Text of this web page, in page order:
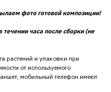
фото готовой композиции!
часа после сборки (не
растений и упаковки при
от используемого
мобильный телефон имеют